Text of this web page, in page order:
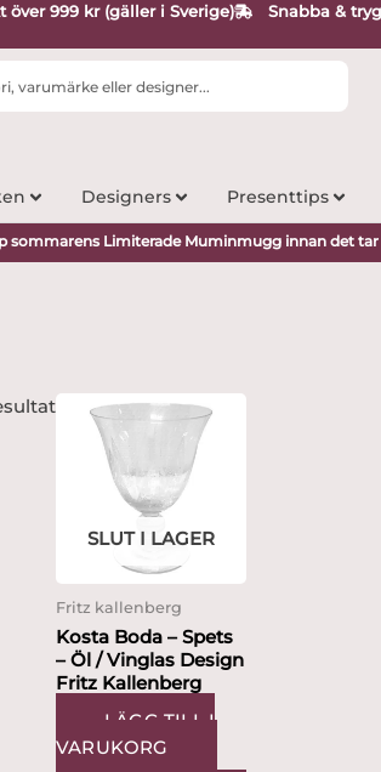
över 999 kr (gäller i Sverige) Snabba &
Designers Presenttips
sommarens Limiterade Muminmugg innan det
SLUT I LAGER
Fritz kallenberg
Kosta Boda – Spets
– Öl / Vinglas Design
Fritz Kallenberg
LÄGG TILL I
VARUKORG